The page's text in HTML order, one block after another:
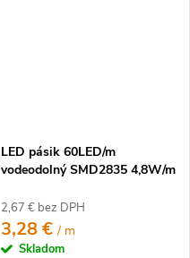
LED pásik 60LED/m
vodeodolný SMD2835 4,8W/m
2,67 € bez DPH
3,28 €/ m
Skladom